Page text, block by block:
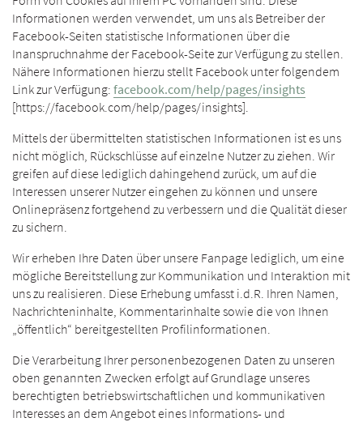
Informationen werden verwendet, um uns als Betreiber der
Facebook-Seiten statistische Informationen über die
Inanspruchnahme der Facebook-Seite zur Verfügung zu stellen.
Nähere Informationen hierzu stellt Facebook unter folgendem
Link zur Verfügung: facebook.com/help/pages/insights
[https://facebook.com/help/pages/insights].
Mittels der übermittelten statistischen Informationen ist es uns
nicht möglich, Rückschlüsse auf einzelne Nutzer zu ziehen. Wir
greifen auf diese lediglich dahingehend zurück, um auf die
Interessen unserer Nutzer eingehen zu können und unsere
Onlinepräsenz fortgehend zu verbessern und die Qualität dieser
zu sichern.
Wir erheben Ihre Daten über unsere Fanpage lediglich, um eine
mögliche Bereitstellung zur Kommunikation und Interaktion mit
uns zu realisieren. Diese Erhebung umfasst i.d.R. Ihren Namen,
Nachrichteninhalte, Kommentarinhalte sowie die von Ihnen
„öffentlich“ bereitgestellten Profilinformationen.
Die Verarbeitung Ihrer personenbezogenen Daten zu unseren
oben genannten Zwecken erfolgt auf Grundlage unseres
berechtigten betriebswirtschaftlichen und kommunikativen
Interesses an dem Angebot eines Informations- und